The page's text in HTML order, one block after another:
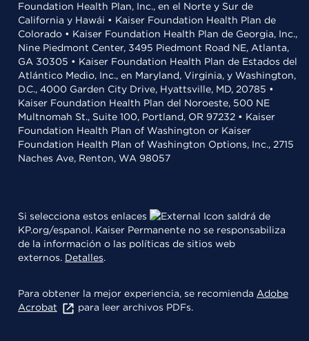
Foundation Health Plan, Inc., en el Norte y Sur de
California y Hawái • Kaiser Foundation Health Plan de
Colorado • Kaiser Foundation Health Plan de Georgia, Inc.,
Nine Piedmont Center, 3495 Piedmont Road NE, Atlanta,
GA 30305 • Kaiser Foundation Health Plan de Estados del
Atlántico Medio, Inc., en Maryland, Virginia, y Washington,
D.C., 4000 Garden City Drive, Hyattsville, MD, 20785 •
Kaiser Foundation Health Plan del Noroeste, 500 NE
Multnomah St., Suite 100, Portland, OR 97232 • Kaiser
Foundation Health Plan of Washington or Kaiser
Foundation Health Plan of Washington Options, Inc., 2715
Naches Ave, Renton, WA 98057
Si selecciona estos enlaces
saldrá de
KP.org/espanol. Kaiser Permanente no se responsabiliza
de la información o las políticas de sitios web
externos. Detalles.
Para obtener la mejor experiencia, se recomienda Adobe
Acrobat
para leer archivos PDFs.